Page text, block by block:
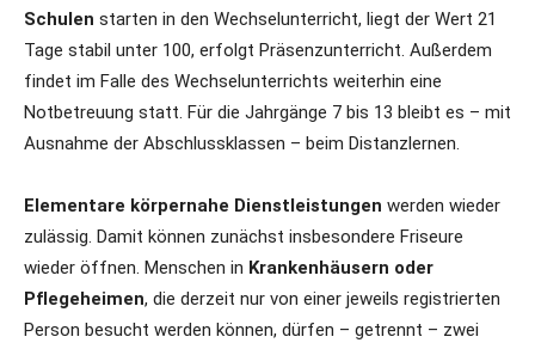
Schulen starten in den Wechselunterricht, liegt der Wert 21
Tage stabil unter 100, erfolgt Präsenzunterricht. Außerdem
findet im Falle des Wechselunterrichts weiterhin eine
Notbetreuung statt. Für die Jahrgänge 7 bis 13 bleibt es – mit
Ausnahme der Abschlussklassen – beim Distanzlernen.
Elementare körpernahe Dienstleistungen werden wieder
zulässig. Damit können zunächst insbesondere Friseure
wieder öffnen. Menschen in Krankenhäusern oder
Pflegeheimen, die derzeit nur von einer jeweils registrierten
Person besucht werden können, dürfen – getrennt – zwei